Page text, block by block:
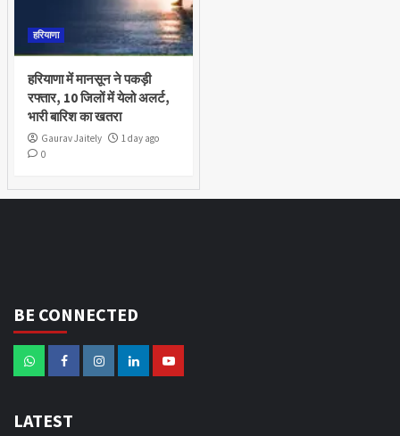
हरियाणा
हरियाणा में मानसून ने पकड़ी
रफ्तार, 10 जिलों में येलो अलर्ट,
भारी बारिश का खतरा
Gaurav Jaitely
1 day ago
0
BE CONNECTED
LATEST